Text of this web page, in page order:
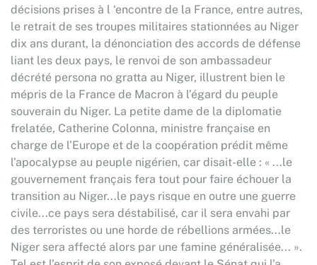
décisions prises à l ‘encontre de la France, entre autres,
le retrait de ses troupes militaires stationnées au Niger
dix ans durant, la dénonciation des accords de défense
liant les deux pays, le renvoi de son ambassadeur
décrété persona no gratta au Niger, illustrent bien le
mépris de la France de Macron à l’égard du peuple
souverain du Niger. La petite dame de la diplomatie
frelatée, Catherine Colonna, ministre française en
charge de l’Europe et de la coopération prédit même
l’apocalypse au peuple nigérien, car disait-elle : « ...le
gouvernement français fera tout pour faire échouer la
transition au Niger...le pays risque en outre une guerre
civile...ce pays sera déstabilisé, car il sera envahi par
des terroristes ou une horde de rébellions armées...le
Niger sera affecté alors par une famine généralisée... ».